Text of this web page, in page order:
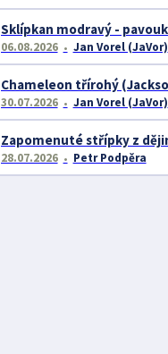
06.08.2026 Jan Vorel (JaVor)
30.07.2026 Jan Vorel (JaVor)
28.07.2026 Petr Podpěra